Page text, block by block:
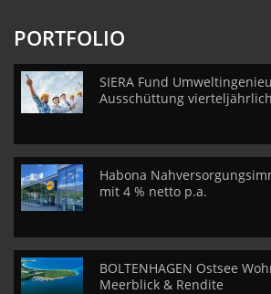
PORTFOLIO
SIERA Fund
Ausschüttung vierteljährlich
Habona
mit 4 % netto p.a.
BOLTENHAGEN Ostsee
Meerblick & Rendite